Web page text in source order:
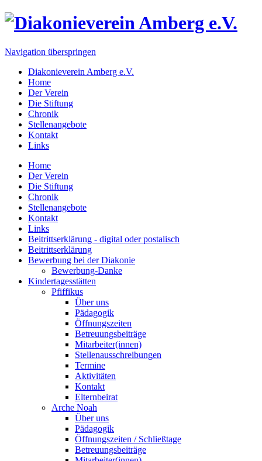
Navigation überspringen
Diakonieverein Amberg e.V.
Home
Der Verein
Die Stiftung
Chronik
Stellenangebote
Kontakt
Links
Home
Der Verein
Die Stiftung
Chronik
Stellenangebote
Kontakt
Links
Beitrittserklärung - digital oder postalisch
Beitrittserklärung
Bewerbung bei der Diakonie
Bewerbung-Danke
Kindertagesstätten
Pfiffikus
Über uns
Pädagogik
Öffnungszeiten
Betreuungsbeiträge
Mitarbeiter(innen)
Stellenausschreibungen
Termine
Aktivitäten
Kontakt
Elternbeirat
Arche Noah
Über uns
Pädagogik
Öffnungszeiten / Schließtage
Betreuungsbeiträge